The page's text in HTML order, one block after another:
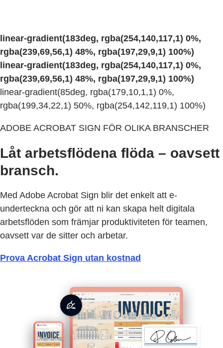
linear-gradient(183deg, rgba(254,140,117,1) 0%,
rgba(239,69,56,1) 48%, rgba(197,29,9,1) 100%)
linear-gradient(183deg, rgba(254,140,117,1) 0%,
rgba(239,69,56,1) 48%, rgba(197,29,9,1) 100%)
linear-gradient(85deg, rgba(179,10,1,1) 0%,
rgba(199,34,22,1) 50%, rgba(254,142,119,1) 100%)
ADOBE ACROBAT SIGN FÖR OLIKA BRANSCHER
Låt arbetsflödena flöda – oavsett
bransch.
Med Adobe Acrobat Sign blir det enkelt att e-
underteckna och gör att ni kan skapa helt digitala
arbetsflöden som främjar produktiviteten för teamen,
oavsett var de sitter och arbetar.
Prova Acrobat Sign utan kostnad